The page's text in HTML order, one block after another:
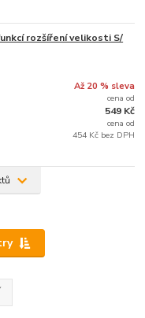
rozšíření velikosti S/
Až 20 % sleva
cena od
549 Kč
cena od
454 Kč bez DPH